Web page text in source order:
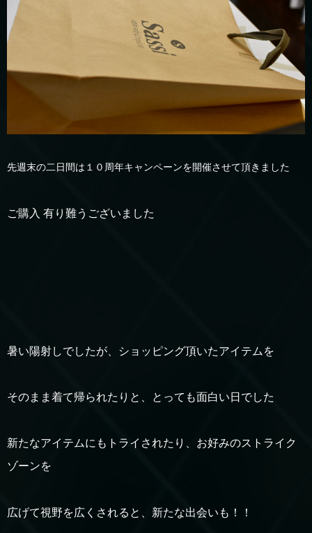
先週末の二日間は１０周年キャンペーンを開催させて頂きました
ご購入 有り難うございました
暑い陽射しでしたが、ショッピング頂いたアイテムを
そのまま着て帰られたりと、とっても面白い日でした
新たなアイテムにもトライされたり、お好みのストライク
ゾーンを
広げて視野を広くされると、新たな出会いも！！